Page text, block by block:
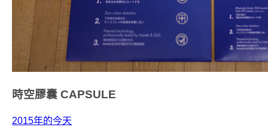
時空膠囊 CAPSULE
2015年的今天